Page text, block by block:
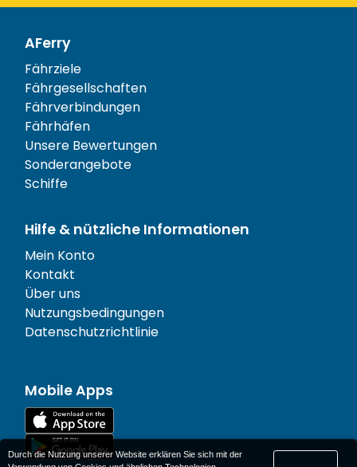
AFerry
Fährziele
Fährgesellschaften
Fährverbindungen
Fährhäfen
Unsere Bewertungen
Sonderangebote
Schiffe
Hilfe & nützliche Informationen
Mein Konto
Kontakt
Über uns
Nutzungsbedingungen
Datenschutzrichtlinie
Mobile Apps
Durch die Nutzung unserer Website erklären Sie sich mit der